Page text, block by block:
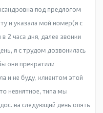
под предлогом
и указала мой номер(я с
2 часа дня, далее звонки
я с трудом дозвонилась
они прекратили
и не буду, клиентом этой
невнятное, типа мы
на следующий день опять